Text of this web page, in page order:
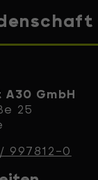
GmbH
25
997812-0